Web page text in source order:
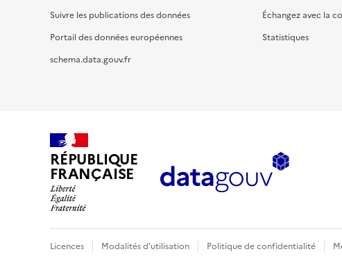
Suivre les publications des données
Portail des données européennes
schema.data.gouv.fr
Échangez avec la
Statistiques
RÉPUBLIQUE
FRANÇAISE
Licences Modalités d'utilisation Politique de confidentialité